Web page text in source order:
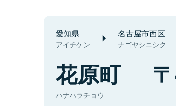
愛知県
アイチケン
名古屋市西区
ナゴヤシニシク
花原町
ハナハラチョウ